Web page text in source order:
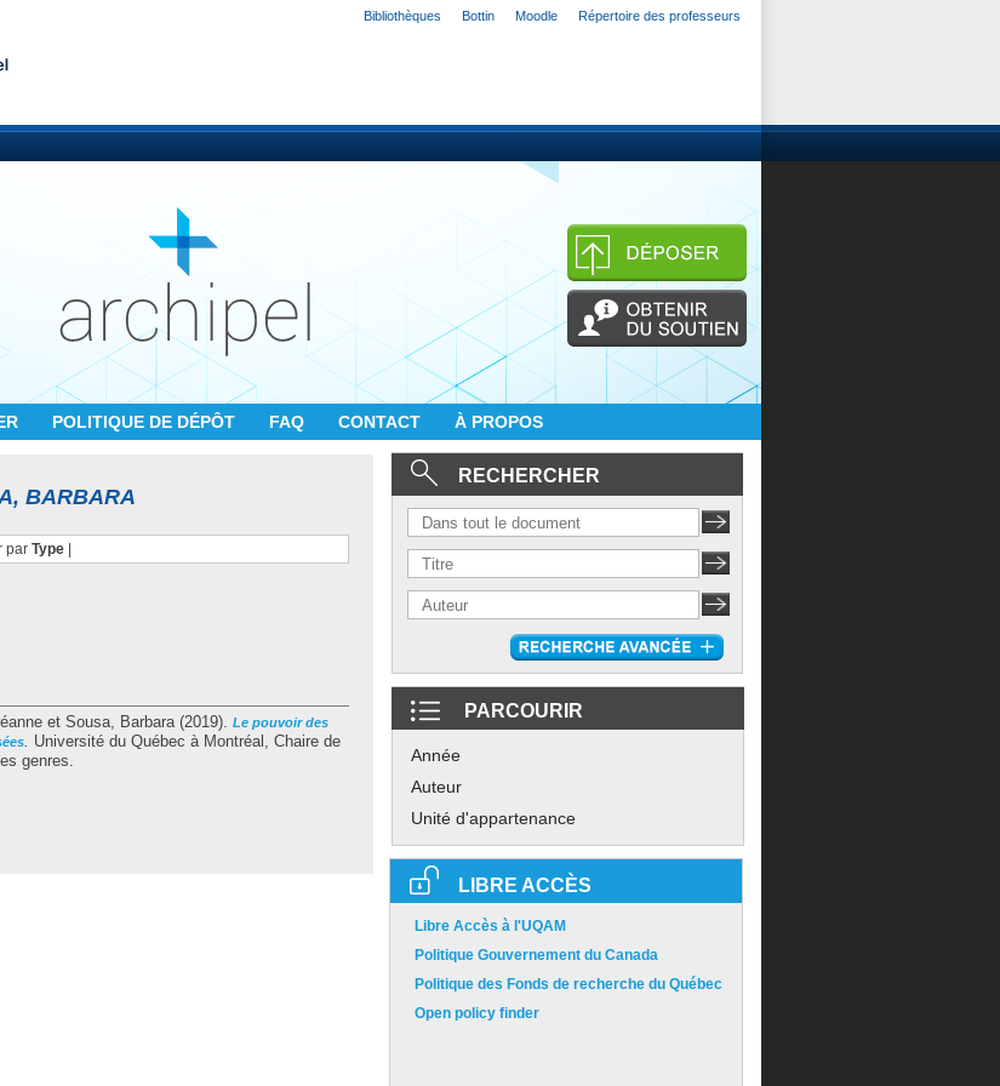
Bibliothèques Bottin Moodle Répertoire des professeurs
POLITIQUE DE DÉPÔT FAQ CONTACT À PROPOS
BARBARA
par Type|
et Sousa, Barbara(2019). Le pouvoir des
. Université du Québec à Montréal, Chaire de
genres.
RECHERCHER
PARCOURIR
Année
Auteur
Unité d'appartenance
LIBRE ACCÈS
Libre Accès à l'UQAM
Politique Gouvernement du Canada
Politique des Fonds de recherche du Québec
Open policy finder